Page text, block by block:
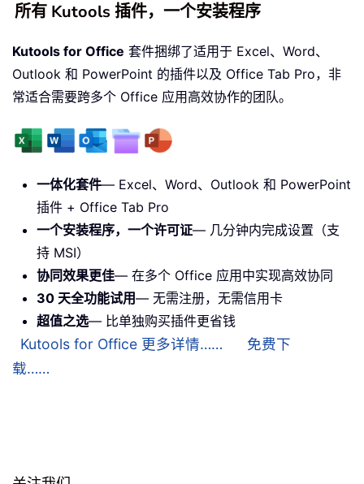
所有 Kutools 插件，一个安装程序
Kutools for Office 套件捆绑了适用于 Excel、Word、
Outlook 和 PowerPoint 的插件以及 Office Tab Pro，非
常适合需要跨多个 Office 应用高效协作的团队。
一体化套件— Excel、Word、Outlook 和 PowerPoint
插件 + Office Tab Pro
一个安装程序，一个许可证— 几分钟内完成设置（支
持 MSI）
协同效果更佳— 在多个 Office 应用中实现高效协同
30 天全功能试用— 无需注册，无需信用卡
超值之选— 比单独购买插件更省钱
Kutools for Office 更多详情……
免费下
载……